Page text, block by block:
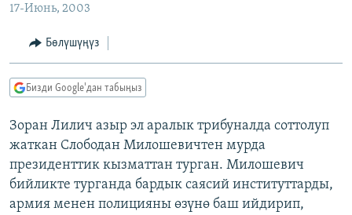
ЭКСПЕРТТЕР ТАЛДАЙТ
БИЗ ЖАНА ДҮЙНӨ
ЭЖЕ-СИҢДИЛЕР
АЗАТТЫК+
ЫҢГАЙСЫЗ СУРООЛОР
ПОДКАСТ
ӨЗГӨЧӨ ПИКИР
Русский
ОНЛАЙН ШЕРИНЕ
17-Июнь, 2003
Бөлүшүңүз
Бизди Google'дан табыңыз
Зоран Лилич азыр эл аралык трибуналда соттолуп
жаткан Слободан Милошевичтен мурда
президенттик кызматтан турган. Милошевич
бийликте турганда бардык саясий институттарды,
армия менен полицияны өзүнө баш ийдирип,